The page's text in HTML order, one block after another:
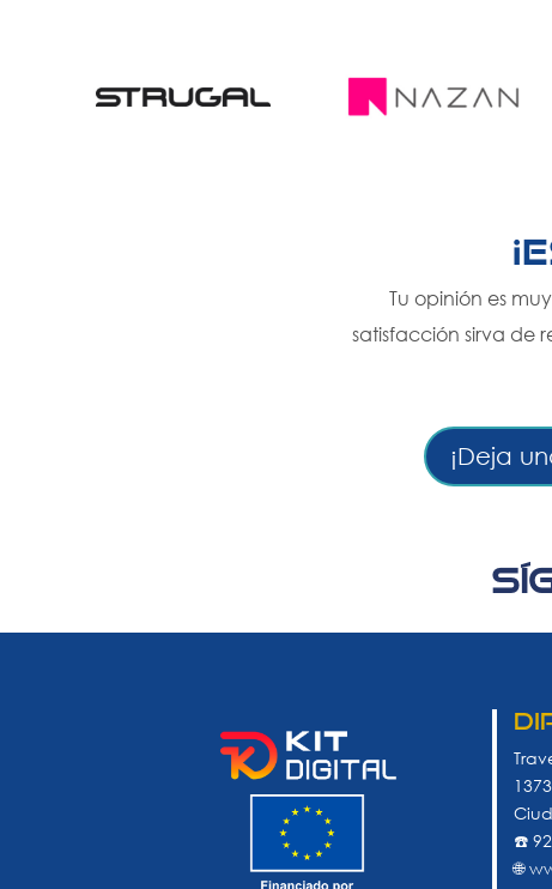
Tu opinión es
satisfacción sirva de
¡Deja
☎️
🌐